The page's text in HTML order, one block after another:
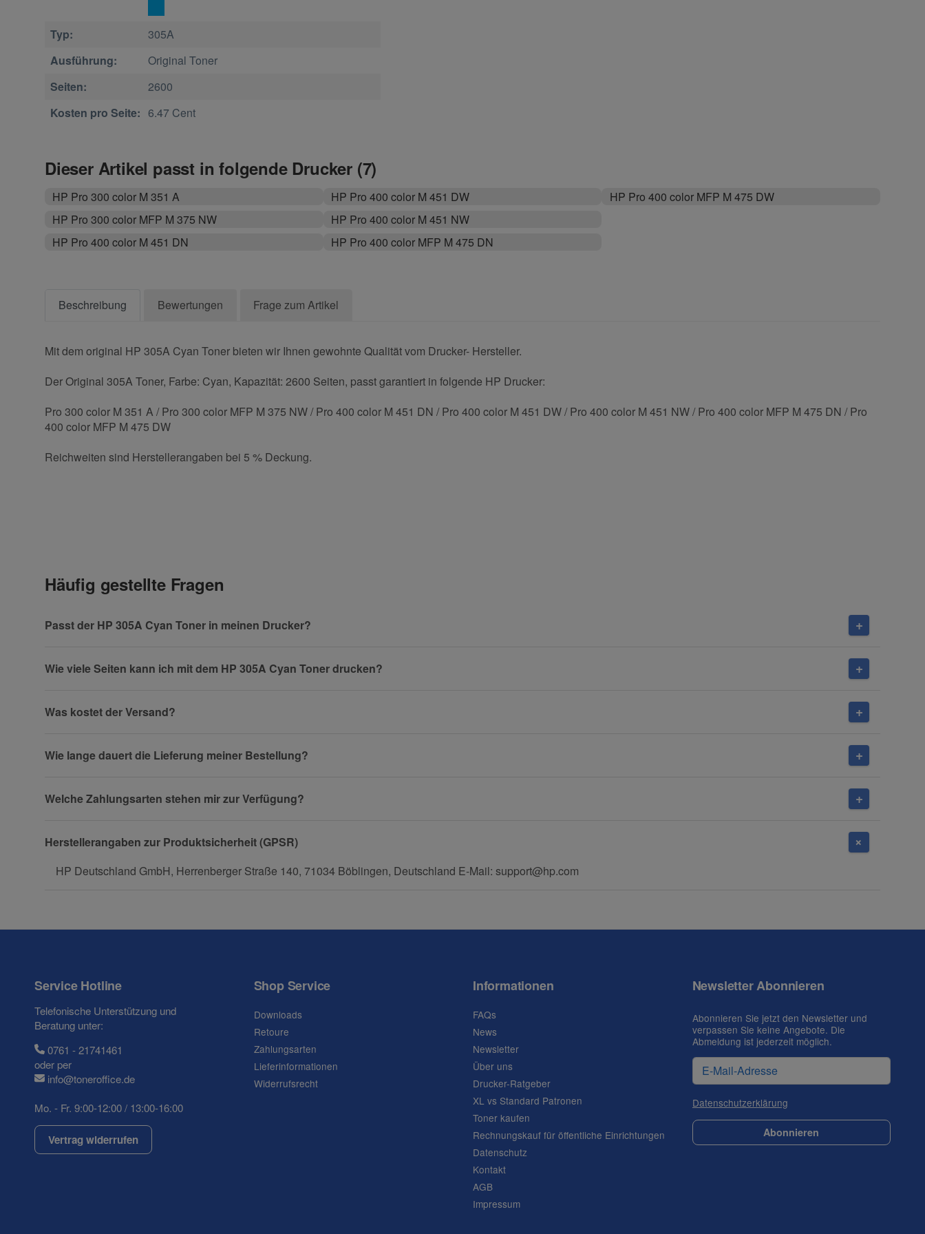
Typ:
305A
Ausführung:
Original Toner
Seiten:
2600
Kosten pro Seite: 6.47 Cent
Dieser Artikel passt in folgende Drucker (7)
HP Pro 300 color M 351 A
HP Pro 300 color MFP M 375 NW
HP Pro 400 color M 451 DN
HP Pro 400 color M 451 DW
HP Pro 400 color M 451 NW
HP Pro 400 color MFP M 475 DN
HP Pro 400 color MFP M 475 DW
Beschreibung Bewertungen Frage zum Artikel
Mit dem original HP 305A Cyan Toner bieten wir Ihnen gewohnte Qualität vom Drucker- Hersteller.
Der Original 305A Toner, Farbe: Cyan, Kapazität: 2600 Seiten, passt garantiert in folgende HP Drucker:
Pro 300 color M 351 A / Pro 300 color MFP M 375 NW / Pro 400 color M 451 DN / Pro 400 color M 451 DW / Pro 400 color M 451 NW / Pro 400 color MFP M 475 DN / Pro
400 color MFP M 475 DW
Reichweiten sind Herstellerangaben bei 5 % Deckung.
Telefon
Häufig gestellte Fragen
Passt der HP 305A Cyan Toner in meinen Drucker?
Wie viele Seiten kann ich mit dem HP 305A Cyan Toner drucken?
Was kostet der Versand?
Wie lange dauert die Lieferung meiner Bestellung?
Welche Zahlungsarten stehen mir zur Verfügung?
Herstellerangaben zur Produktsicherheit (GPSR)
HP Deutschland GmbH, Herrenberger Straße 140, 71034 Böblingen, Deutschland E-Mail: support@hp.com
Service Hotline
Telefonische Unterstützung und
Beratung unter:
0761 - 21741461
oder per
info@toneroffice.de
Mo. - Fr. 9:00-12:00 / 13:00-16:00
Vertrag widerrufen
Shop Service
Downloads
Retoure
Zahlungsarten
Lieferinformationen
Widerrufsrecht
Informationen
FAQs
News
Newsletter
Über uns
Drucker-Ratgeber
XL vs Standard Patronen
Toner kaufen
Rechnungskauf für öffentliche Einrichtungen
Datenschutz
Kontakt
AGB
Impressum
Newsletter Abonnieren
Abonnieren Sie jetzt den Newsletter und
verpassen Sie keine Angebote. Die
Abmeldung ist jederzeit möglich.
Datenschutzerklärung
Abonnieren